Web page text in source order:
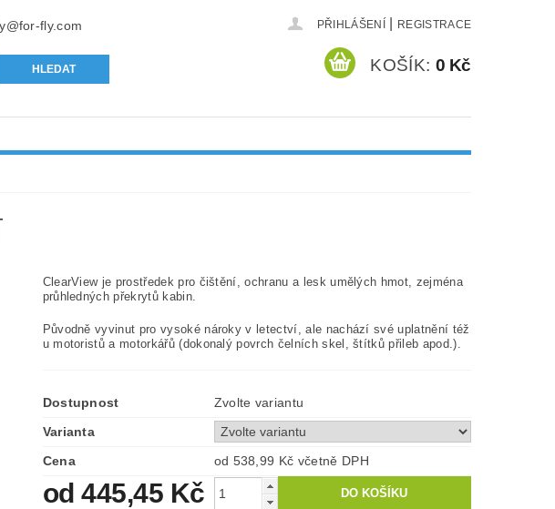
fly.com PŘIHLÁŠENÍ REGISTRACE
KOŠÍK: 0 Kč
ClearView je prostředek pro čištění, ochranu a lesk umělých hmot, zejména
průhledných překrytů kabin.
Původně vyvinut pro vysoké nároky v letectví, ale nachází své uplatnění též
u motoristů a motorkářů (dokonalý povrch čelních skel, štítků přileb apod.).
Dostupnost
Zvolte variantu
Varianta
Cena
od 538,99 Kč včetně DPH
od 445,45 Kč